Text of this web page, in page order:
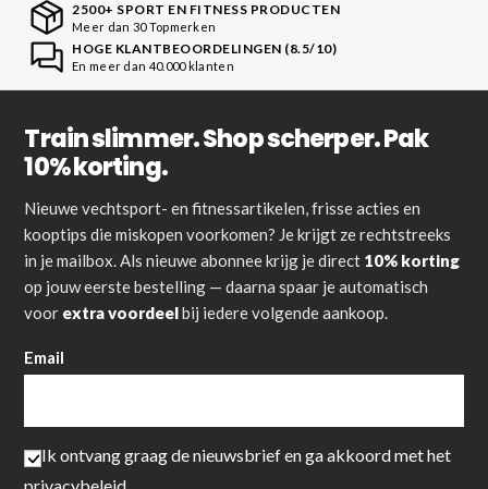
2500+ SPORT EN FITNESS PRODUCTEN
Meer dan 30 Topmerken
HOGE KLANTBEOORDELINGEN (8.5/10)
En meer dan 40.000 klanten
Train slimmer. Shop scherper. Pak
10% korting.
Nieuwe vechtsport- en fitnessartikelen, frisse acties en
kooptips die miskopen voorkomen? Je krijgt ze rechtstreeks
in je mailbox. Als nieuwe abonnee krijg je direct 10% korting
op jouw eerste bestelling — daarna spaar je automatisch
voor extra voordeelbij iedere volgende aankoop.
Email
Ik ontvang graag de nieuwsbrief en ga akkoord met het